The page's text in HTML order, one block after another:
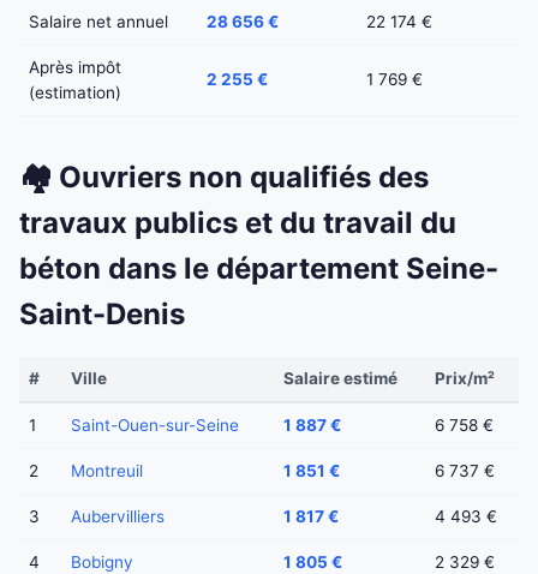
Salaire net annuel 28 656 € 22 174 €
Après impôt
(estimation)
2 255 € 1 769 €
🏘️ Ouvriers non qualifiés des
travaux publics et du travail du
béton dans le département Seine-
Saint-Denis
# Ville Salaire estimé Prix/m²
1 Saint-Ouen-sur-Seine 1 887 € 6 758 €
2 Montreuil 1 851 € 6 737 €
3 Aubervilliers 1 817 € 4 493 €
4 Bobigny 1 805 € 2 329 €